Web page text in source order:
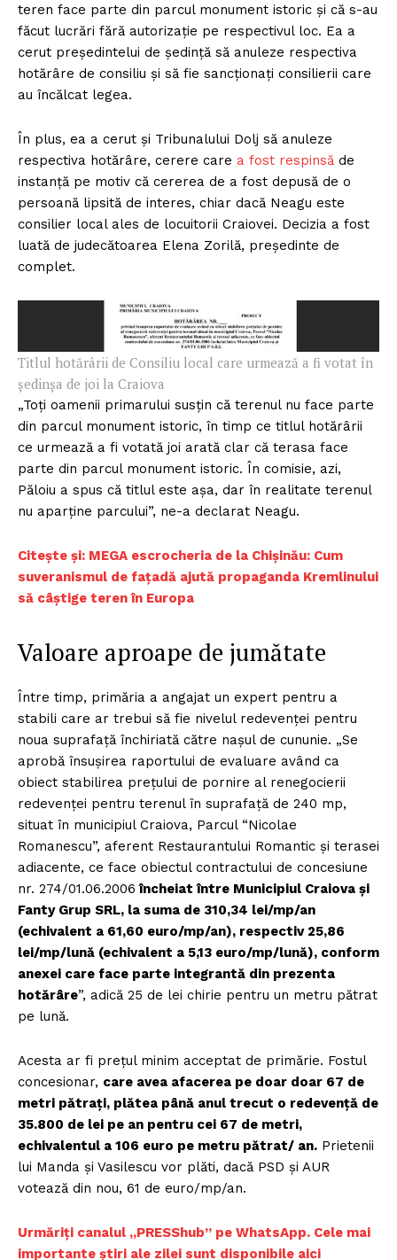
teren face parte din parcul monument istoric și că s-au
făcut lucrări fără autorizație pe respectivul loc. Ea a
cerut președintelui de ședință să anuleze respectiva
hotărâre de consiliu și să fie sancționați consilierii care
au încălcat legea.
În plus, ea a cerut și Tribunalului Dolj să anuleze
respectiva hotărâre, cerere care a fost respinsă de
instanță pe motiv că cererea de a fost depusă de o
persoană lipsită de interes, chiar dacă Neagu este
consilier local ales de locuitorii Craiovei. Decizia a fost
luată de judecătoarea Elena Zorilă, președinte de
complet.
Titlul hotărârii de Consiliu local care urmează a fi votat în
ședinșa de joi la Craiova
„Toți oamenii primarului susțin că terenul nu face parte
din parcul monument istoric, în timp ce titlul hotărârii
ce urmează a fi votată joi arată clar că terasa face
parte din parcul monument istoric. În comisie, azi,
Păloiu a spus că titlul este așa, dar în realitate terenul
nu aparține parcului”, ne-a declarat Neagu.
Citește și: MEGA escrocheria de la Chișinău: Cum
suveranismul de fațadă ajută propaganda Kremlinului
să câștige teren în Europa
Valoare aproape de jumătate
Între timp, primăria a angajat un expert pentru a
stabili care ar trebui să fie nivelul redevenței pentru
noua suprafață închiriată către nașul de cununie. „Se
aprobă însuşirea raportului de evaluare având ca
obiect stabilirea preţului de pornire al renegocierii
redevenţei pentru terenul în suprafață de 240 mp,
situat în municipiul Craiova, Parcul “Nicolae
Romanescu”, aferent Restaurantului Romantic și terasei
adiacente, ce face obiectul contractului de concesiune
nr. 274/01.06.2006 încheiat între Municipiul Craiova și
Fanty Grup SRL, la suma de 310,34 lei/mp/an
(echivalent a 61,60 euro/mp/an), respectiv 25,86
lei/mp/lună (echivalent a 5,13 euro/mp/lună), conform
anexei care face parte integrantă din prezenta
hotărâre”, adică 25 de lei chirie pentru un metru pătrat
pe lună.
Acesta ar fi prețul minim acceptat de primărie. Fostul
concesionar, care avea afacerea pe doar doar 67 de
metri pătrați, plătea până anul trecut o redevență de
35.800 de lei pe an pentru cei 67 de metri,
echivalentul a 106 euro pe metru pătrat/ an. Prietenii
lui Manda și Vasilescu vor plăti, dacă PSD și AUR
votează din nou, 61 de euro/mp/an.
Urmăriți canalul „PRESShub” pe WhatsApp. Cele mai
importante știri ale zilei sunt disponibile aici